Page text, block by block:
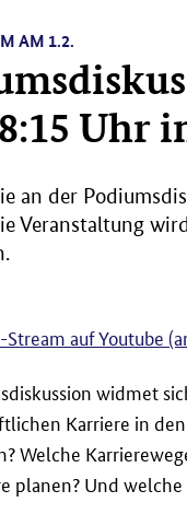
AM 1.2.
Uhr
an der
Veranstaltung
auf Youtube
widmet
Karriere in
Welche
planen? Und